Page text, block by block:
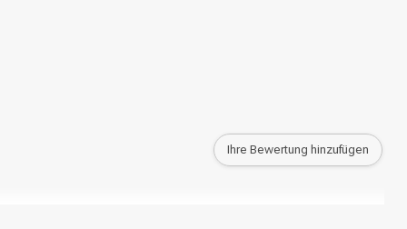
Ihre Bewertung hinzufügen